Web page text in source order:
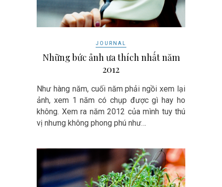
JOURNAL
Những bức ảnh ưa thích nhất năm
2012
Như hàng năm, cuối năm phải ngồi xem lại
ảnh, xem 1 năm có chụp được gì hay ho
không. Xem ra năm 2012 của mình tuy thú
vị nhưng không phong phú như…